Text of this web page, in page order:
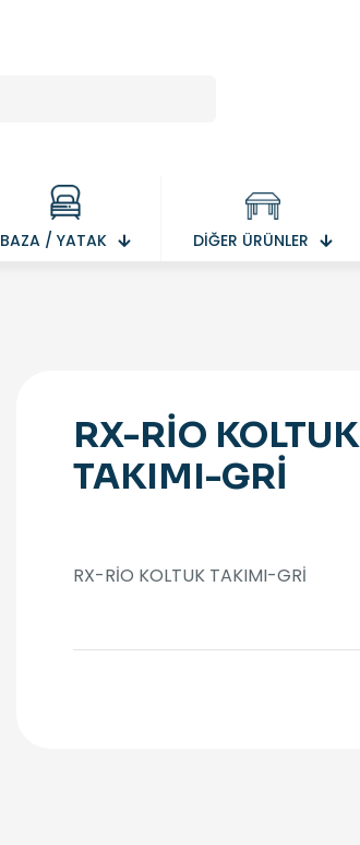
BAZA / YATAK DİĞER ÜRÜNLER
RX-RİO KOLTUK
TAKIMI-GRİ
RX-RİO KOLTUK TAKIMI-GRİ